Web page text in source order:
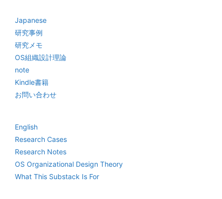
Japanese
研究事例
研究メモ
OS組織設計理論
note
Kindle書籍
お問い合わせ
English
Research Cases
Research Notes
OS Organizational Design Theory
What This Substack Is For